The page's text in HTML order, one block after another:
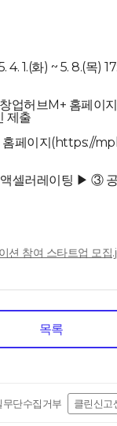
1.(화) ~ 5. 8.(목)
업허브M+ 홈페이
제출
홈페이지(https://
셀러레이팅 ▶ ③ 공
션 참여 스타트업 모
목록
무단수집거부 클린신고